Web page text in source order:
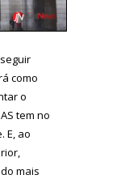
como
o
tem no
E, ao
mais